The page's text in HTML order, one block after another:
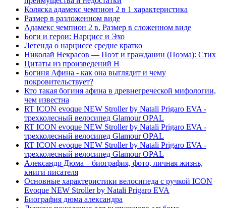
Коляска адамекс чемпион 2 в 1 характеристика
Размер в разложенном виде
Адамекс чемпион 2 в. Размер в сложенном виде
Боги и герои: Нарцисс и Эхо
Легенда о нарциссе средне кратко
Николай Некрасов — Поэт и гражданин (Поэма): Стих
Цитаты из произведений Н
Богиня Афина - как она выглядит и чему
покровительствует?
Кто такая богиня афина в древнегреческой мифологии,
чем известна
RT ICON evoque NEW Stroller by Natali Prigaro EVA -
трехколесный велосипед Glamour OPAL
RT ICON evoque NEW Stroller by Natali Prigaro EVA -
трехколесный велосипед Glamour OPAL
RT ICON evoque NEW Stroller by Natali Prigaro EVA -
трехколесный велосипед Glamour OPAL
Александр Дюма – биография, фото, личная жизнь,
книги писателя
Основные характеристики велосипеда с ручкой ICON
Evoque NEW Stroller by Natali Prigaro EVA
Биография дюма александра